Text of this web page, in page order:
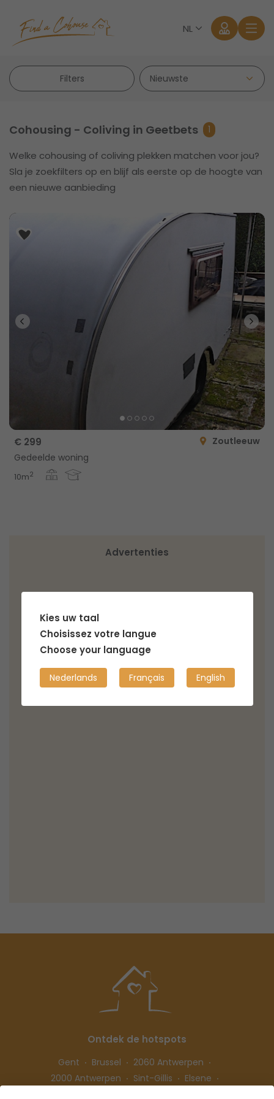
NL
Aanmelden
Wachtwoord vergeten?
Filters
Cohousing - Coliving in Geetbets 1
Welke cohousing of coliving plekken matchen voor jou?
Sla je zoekfilters op en blijf als eerste op de hoogte van
een nieuwe aanbieding
€ 299
Zoutleeuw
Gedeelde woning
10m2
Advertenties
Ontdek de hotspots
Gent Brussel
2060 Antwerpen
2000 Antwerpen
Sint-Gillis
Elsene
Kies uw taal
Choisissez votre langue
Choose your language
Nederlands Français English